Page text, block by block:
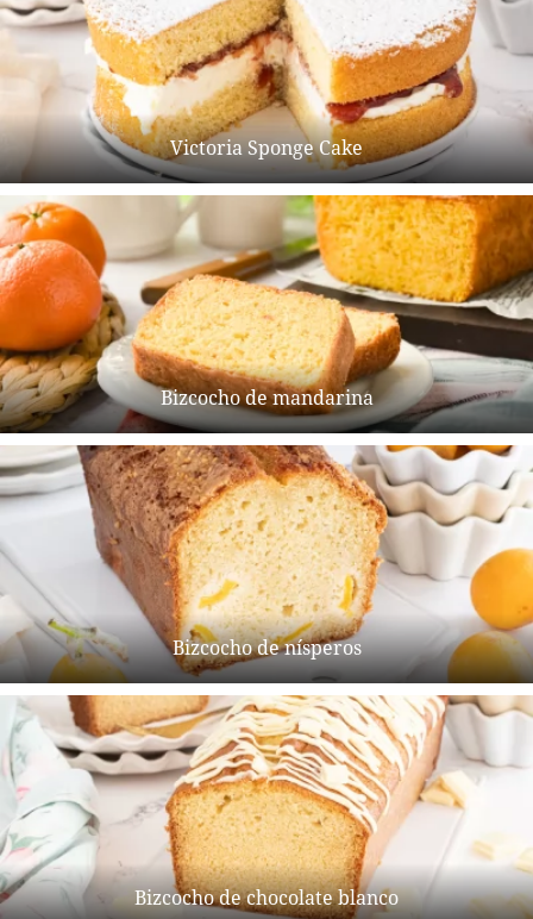
Victoria Sponge Cake
Bizcocho de mandarina
Bizcocho de nísperos
Bizcocho de chocolate blanco